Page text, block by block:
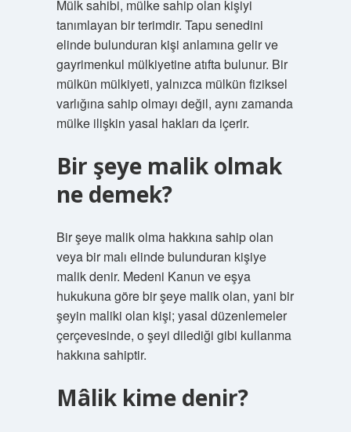
Mülk sahibi, mülke sahip olan kişiyi
tanımlayan bir terimdir. Tapu senedini
elinde bulunduran kişi anlamına gelir ve
gayrimenkul mülkiyetine atıfta bulunur. Bir
mülkün mülkiyeti, yalnızca mülkün fiziksel
varlığına sahip olmayı değil, aynı zamanda
mülke ilişkin yasal hakları da içerir.
Bir şeye malik olmak
ne demek?
Bir şeye malik olma hakkına sahip olan
veya bir malı elinde bulunduran kişiye
malik denir. Medeni Kanun ve eşya
hukukuna göre bir şeye malik olan, yani bir
şeyin maliki olan kişi; yasal düzenlemeler
çerçevesinde, o şeyi dilediği gibi kullanma
hakkına sahiptir.
Mâlik kime denir?